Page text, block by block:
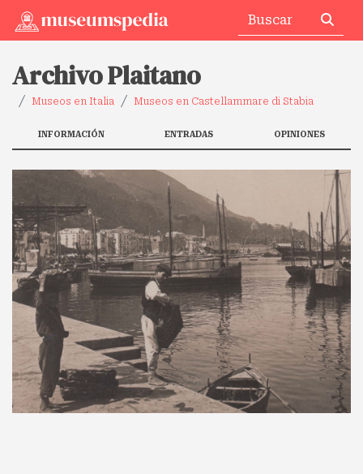
Archivo Plaitano
Museos en Italia Museos en Castellammare di Stabia
INFORMACIÓN ENTRADAS OPINIONES